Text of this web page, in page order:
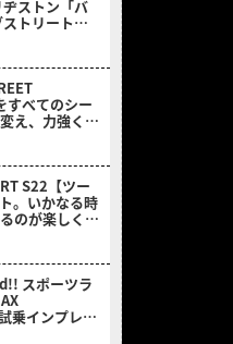
ストン「バ
トリート
すべてのシー
え、力強く立
S22【ツー
。いかなる時
のが楽しくな
スポーツラ
乗インプレッ